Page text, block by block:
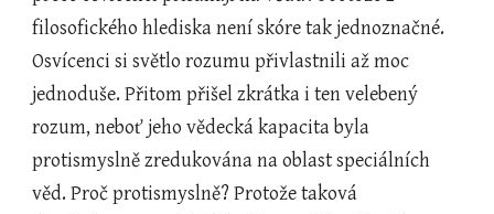
filosofického hlediska není skóre tak jednoznačné.
Osvícenci si světlo rozumu přivlastnili až moc
jednoduše. Přitom přišel zkrátka i ten velebený
rozum, neboť jeho vědecká kapacita byla
protismyslně zredukována na oblast speciálních
věd. Proč protismyslně? Protože taková